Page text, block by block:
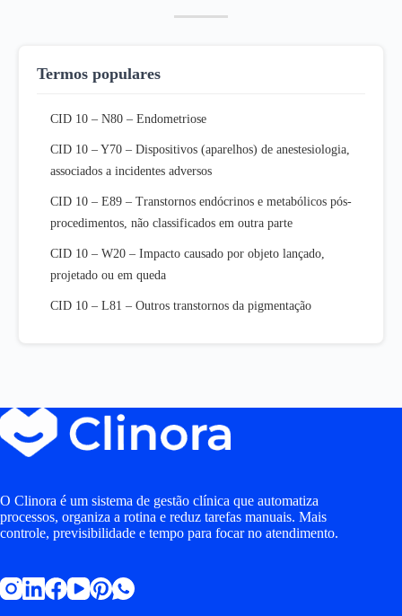
Termos populares
CID 10 – N80 – Endometriose
CID 10 – Y70 – Dispositivos (aparelhos) de anestesiologia,
associados a incidentes adversos
CID 10 – E89 – Transtornos endócrinos e metabólicos pós-
procedimentos, não classificados em outra parte
CID 10 – W20 – Impacto causado por objeto lançado,
projetado ou em queda
CID 10 – L81 – Outros transtornos da pigmentação
O Clinora é um sistema de gestão clínica que automatiza
processos, organiza a rotina e reduz tarefas manuais. Mais
controle, previsibilidade e tempo para focar no atendimento.